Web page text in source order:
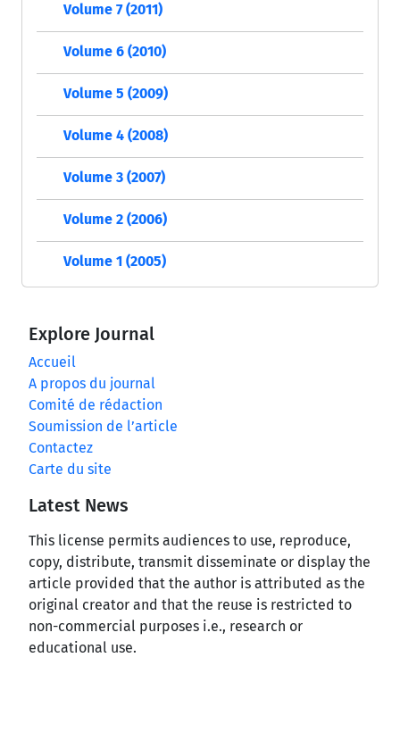
Volume 7 (2011)
Volume 6 (2010)
Volume 5 (2009)
Volume 4 (2008)
Volume 3 (2007)
Volume 2 (2006)
Volume 1 (2005)
Explore Journal
Accueil
A propos du journal
Comité de rédaction
Soumission de l’article
Contactez
Carte du site
Latest News
This license permits audiences to use, reproduce,
copy, distribute, transmit disseminate or display the
article provided that the author is attributed as the
original creator and that the reuse is restricted to
non-commercial purposes i.e., research or
educational use.